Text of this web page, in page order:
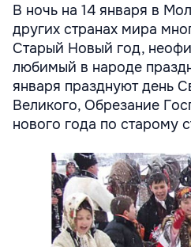
В ночь на 14 января в
других странах мира
Старый Новый год,
любимый в народе
января празднуют день
Великого, Обрезание
нового года по старому